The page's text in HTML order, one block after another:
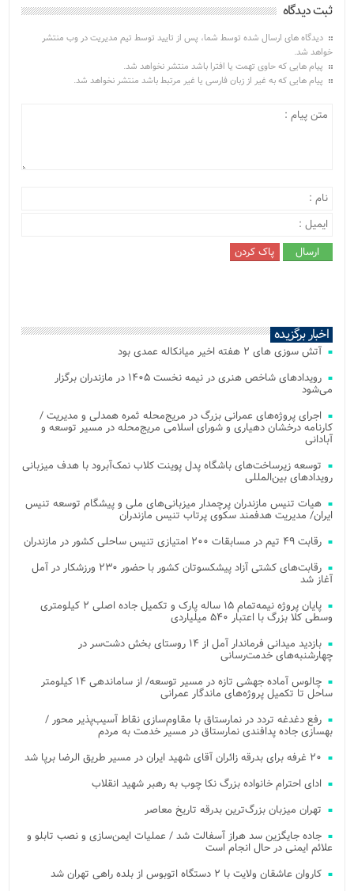
ثبت دیدگاه
دیدگاه های ارسال شده توسط شما، پس از تایید توسط تیم مدیریت در وب منتشر
خواهد شد.
پیام هایی که حاوی تهمت یا افترا باشد منتشر نخواهد شد.
پیام هایی که به غیر از زبان فارسی یا غیر مرتبط باشد منتشر نخواهد شد.
اخبار برگزیده
آتش‌ سوزی‌ های ۲ هفته اخیر میانکاله عمدی بود
رویدادهای شاخص هنری در نیمه نخست ۱۴۰۵ در مازندران برگزار
می‌شود
اجرای پروژه‌های عمرانی بزرگ در مریج‌محله ثمره همدلی و مدیریت /
کارنامه درخشان دهیاری و شورای اسلامی مریج‌محله در مسیر توسعه و
آبادانی
توسعه زیرساخت‌های باشگاه پدل پوینت کلاب نمک‌آبرود با هدف میزبانی
رویدادهای بین‌المللی
هیات تنیس مازندران پرچمدار میزبانی‌های ملی و پیشگام توسعه تنیس
ایران/ مدیریت هدفمند سکوی پرتاب تنیس مازندران
رقابت ۴۹ تیم در مسابقات ۲۰۰ امتیازی تنیس ساحلی کشور در مازندران
رقابت‌های کشتی آزاد پیشکسوتان کشور با حضور ۲۳۰ ورزشکار در آمل
آغاز شد
پایان پروژه نیمه‌تمام ۱۵ ساله پارک و تکمیل جاده اصلی ۲ کیلومتری
وسطی کلا بزرگ با اعتبار ۵۴۰ میلیاردی
بازدید میدانی فرماندار آمل از ۱۴ روستای بخش دشت‌سر در
چهارشنبه‌های خدمت‌رسانی
چالوس آماده جهشی تازه در مسیر توسعه/ از ساماندهی ۱۴ کیلومتر
ساحل تا تکمیل پروژه‌های ماندگار عمرانی
رفع دغدغه تردد در نمارستاق با مقاوم‌سازی نقاط آسیب‌پذیر محور /
بهسازی جاده پدافندی نمارستاق در مسیر خدمت به مردم
۲۰ غرفه برای بدرقه زائران آقای شهید ایران در مسیر طریق الرضا برپا شد
ادای احترام خانواده بزرگ نکا چوب به رهبر شهید انقلاب
تهران میزبان بزرگ‌ترین بدرقه تاریخ معاصر
جاده جایگزین سد هراز آسفالت شد / عملیات ایمن‌سازی و نصب تابلو و
علائم ایمنی در حال انجام است
کاروان عاشقان ولایت با ۲ دستگاه اتوبوس از بلده راهی تهران شد